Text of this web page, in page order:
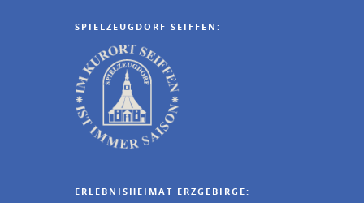
SPIELZEUGDORF SEIFFEN:
ERLEBNISHEIMAT ERZGEBIRGE: